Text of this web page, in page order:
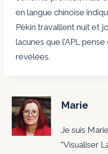
en langue chinoise
Pékin travaillent nuit et
lacunes que l’APL
révélées.
Marie
Je suis
"Visualiser